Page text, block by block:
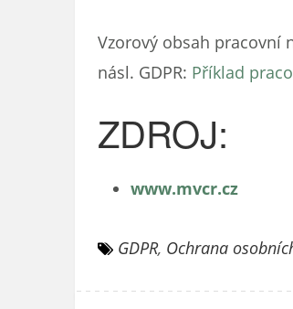
Vzorový obsah pracovní
násl. GDPR: Příklad
ZDROJ:
www.mvcr.cz
GDPR, Ochrana